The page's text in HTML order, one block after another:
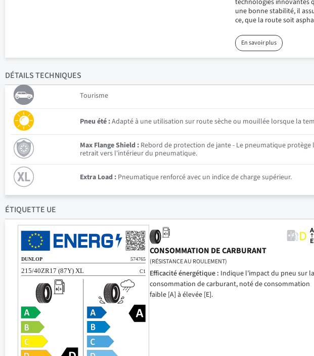
technologies innovantes
une bonne stabilité, il
ce, que la route soit
En savoir plus
DÉTAILSTECHNIQUES
Tourisme
Pneu été :Adapté à une utilisation sur route sèche ou mouillée lorsque la
Max Flange Shield : Rebord de protection de jante - Le pneumatique
retrait vers l'intérieur du pneumatique.
Extra Load : Pneumatique renforcé avec un indice de charge supérieur.
ÉTIQUETTE UE
CONSOMMATION DE CARBURANT
(RÉSISTANCE AU ROULEMENT)
Efficacité énergétique : Indique l’impact du pneu sur la
consommation de carburant, noté de consommation
faible [A] à élevée [E].